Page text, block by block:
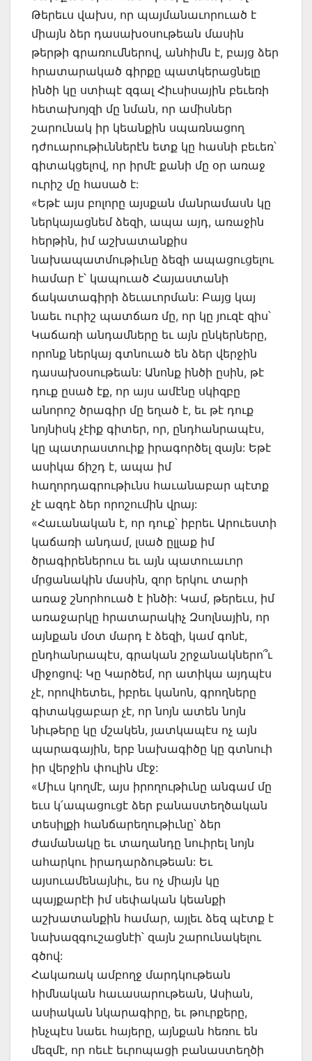
Թերեւս վախս, որ պայմանաւորուած է
միայն ձեր դասախօսութեան մասին
թերթի գրառումներով, անհիմն է, բայց ձեր
հրատարակած գիրքը պատկերացնելը
ինծի կը ստիպէ զգալ Հիւսիսային բեւեռի
հետախոյզի մը նման, որ ամիսներ
շարունակ իր կեանքին սպառնացող
դժուարութիւններէն ետք կը հասնի բեւեռ՝
գիտակցելով, որ իրմէ քանի մը օր առաջ
ուրիշ մը հասած է:
«Եթէ այս բոլորը այսքան մանրամասն կը
ներկայացնեմ ձեզի, ապա այդ, առաջին
հերթին, իմ աշխատանքիս
նախապատմութիւնը ձեզի ապացուցելու
համար է՝ կապուած Հայաստանի
ճակատագիրի ձեւաւորման: Բայց կայ
նաեւ ուրիշ պատճառ մը, որ կը յուզէ զիս՝
Կաճառի անդամները եւ այն ընկերները,
որոնք ներկայ գտնուած են ձեր վերջին
դասախօսութեան: Անոնք ինծի ըսին, թէ
դուք ըսած էք, որ այս ամէնը սկիզբը
անորոշ ծրագիր մը եղած է, եւ թէ դուք
նոյնիսկ չէիք գիտեր, որ, ընդհանրապէս,
կը պատրաստուիք իրագործել զայն: Եթէ
ասիկա ճիշդ է, ապա իմ
հաղորդագրութիւնս հաւանաբար պէտք
չէ ազդէ ձեր որոշումին վրայ:
«Հաւանական է, որ դուք՝ իբրեւ Արուեստի
կաճառի անդամ, լսած ըլլաք իմ
ծրագիրեներուս եւ այն պատուաւոր
մրցանակին մասին, զոր երկու տարի
առաջ շնորհուած է ինծի: Կամ, թերեւս, իմ
առաջարկը հրատարակիչ Զսոլնային, որ
այնքան մօտ մարդ է ձեզի, կամ գոնէ,
ընդհանրապէս, գրական շրջանակներո՞ւ
միջոցով: Կը Կարծեմ, որ ատիկա այդպէս
չէ, որովհետեւ, իբրեւ կանոն, գրողները
գիտակցաբար չէ, որ նոյն ատեն նոյն
նիւթերը կը մշակեն, յատկապէս ոչ այն
պարագային, երբ նախագիծը կը գտնուի
իր վերջին փուլին մէջ:
«Միւս կողմէ, այս իրողութիւնը անգամ մը
եւս կ՛ապացուցէ ձեր բանաստեղծական
տեսիլքի հանճարեղութիւնը՝ ձեր
ժամանակը եւ տաղանդը նուիրել նոյն
ահարկու իրադարձութեան: Եւ
այսուամենայնիւ, ես ոչ միայն կը
պայքարէի իմ սեփական կեանքի
աշխատանքին համար, այլեւ ձեզ պէտք է
նախազգուշացնէի՝ զայն շարունակելու
գծով:
Հակառակ ամբողջ մարդկութեան
հիմնական հաւասարութեան, Ասիան,
ասիական նկարագիրը, եւ թուրքերը,
ինչպէս նաեւ հայերը, այնքան հեռու են
մեզմէ, որ ոեւէ եւրոպացի բանաստեղծի